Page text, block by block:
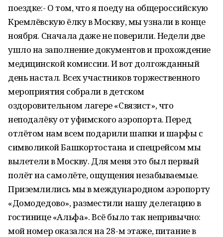
поездке:- О том, что я поеду на общероссийскую
Кремлёвскую ёлку в Москву, мы узнали в конце
ноября. Сначала даже не поверили. Недели две
ушло на заполнение документов и прохождение
медицинской комиссии. И вот долгожданный
день настал. Всех участников торжественного
мероприятия собрали в детском
оздоровительном лагере «Связист», что
неподалёку от уфимского аэропорта. Перед
отлётом нам всем подарили шапки и шарфы с
символикой Башкортостана и спецрейсом мы
вылетели в Москву. Для меня это был первый
полёт на самолёте, ощущения незабываемые.
Приземлились мы в международном аэропорту
«Домодедово», разместили нашу делегацию в
гостинице «Альфа». Всё было так непривычно:
мой номер оказался на 28-м этаже, питание в